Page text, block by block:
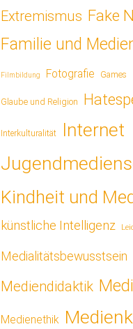
Extremismus Fake
Familie und
Filmbildung Fotografie Games
Glaube und Religion
Interkulturalität Internet
Kindheit und
künstliche Intelligenz
Medialitätsbewusstsein
Mediendidaktik
Medienethik